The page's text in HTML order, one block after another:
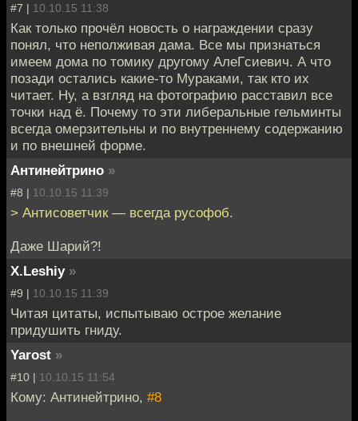
#7 | 10.10.15 11:38
Как только прочёл новость о награждении сразу
понял, что неполживая дама. Все мы признаться
имеем дома по томику другому АлеГсиевич. А что
позади остались какие-то Мураками, так кто их
читает. Ну, а взгляд на фотографию расставил все
точки над ё. Почему то эти либеральные гельминты
всегда омерзительны и по внутреннему содержанию
и по внешней форме.
Антинейтрино »
#8 | 10.10.15 11:39
> Антисоветчик — всегда русофоб.
Даже Шарий?!
X.Leshiy »
#9 | 10.10.15 11:39
Читая цитаты, испытываю острое желание
придушить гниду.
Yarost »
#10 | 10.10.15 11:54
Кому: Антинейтрино, #8